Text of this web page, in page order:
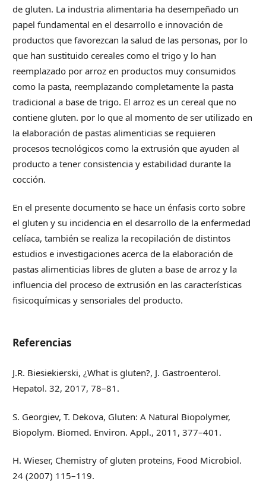
de gluten. La industria alimentaria ha desempeñado un
papel fundamental en el desarrollo e innovación de
productos que favorezcan la salud de las personas, por lo
que han sustituido cereales como el trigo y lo han
reemplazado por arroz en productos muy consumidos
como la pasta, reemplazando completamente la pasta
tradicional a base de trigo. El arroz es un cereal que no
contiene gluten. por lo que al momento de ser utilizado en
la elaboración de pastas alimenticias se requieren
procesos tecnológicos como la extrusión que ayuden al
producto a tener consistencia y estabilidad durante la
cocción.
En el presente documento se hace un énfasis corto sobre
el gluten y su incidencia en el desarrollo de la enfermedad
celíaca, también se realiza la recopilación de distintos
estudios e investigaciones acerca de la elaboración de
pastas alimenticias libres de gluten a base de arroz y la
influencia del proceso de extrusión en las características
fisicoquímicas y sensoriales del producto.
Referencias
J.R. Biesiekierski, ¿What is gluten?, J. Gastroenterol.
Hepatol. 32, 2017, 78–81.
S. Georgiev, T. Dekova, Gluten: A Natural Biopolymer,
Biopolym. Biomed. Environ. Appl., 2011, 377–401.
H. Wieser, Chemistry of gluten proteins, Food Microbiol.
24 (2007) 115–119.